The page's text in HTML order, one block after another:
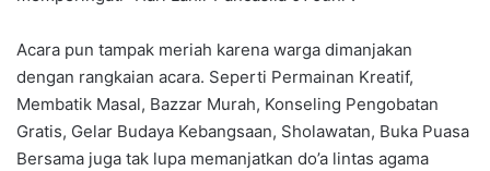
Acara pun tampak meriah karena warga dimanjakan
dengan rangkaian acara. Seperti Permainan Kreatif,
Membatik Masal, Bazzar Murah, Konseling Pengobatan
Gratis, Gelar Budaya Kebangsaan, Sholawatan, Buka Puasa
Bersama juga tak lupa memanjatkan do’a lintas agama